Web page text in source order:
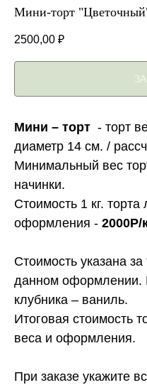
Мини-торт
2500,00 ₽
Мини – торт - торт
диаметр 14 см. /
Минимальный вес
начинки.
Стоимость 1 кг.
оформления - 2000Р/
Стоимость указана за
данном оформлении.
клубника – ваниль.
Итоговая стоимость
веса и оформления.
При заказе укажите